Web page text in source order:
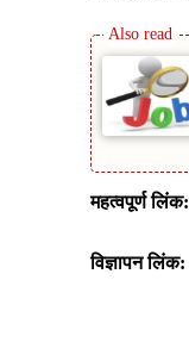
महत्वपूर्ण लिंक:
विज्ञापन लिंक: